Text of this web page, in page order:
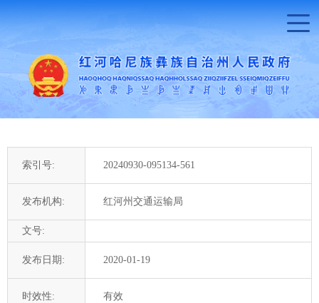
索引号: 20240930-095134-561
发布机构: 红河州交通运输局
文号:
发布日期: 2020-01-19
时效性: 有效